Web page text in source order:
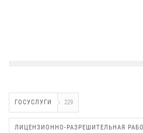
ГОСУСЛУГИ 229
ЛИЦЕНЗИОННО-РАЗРЕШИТЕЛЬНАЯ